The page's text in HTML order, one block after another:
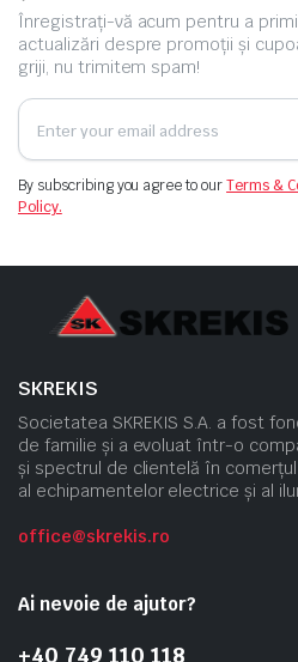
Înregistrați-vă acum pentru a
actualizări despre promoții și
griji, nu trimitem spam!
By subscribing you agree to ourTerms &
Policy.
SKREKIS
Societatea SKREKIS S.A. a fost
de familie și a evoluat într-o
și spectrul de clientelă în
al echipamentelor electrice și al
office@skrekis.ro
Ai nevoie de ajutor?
+40 749 110 118